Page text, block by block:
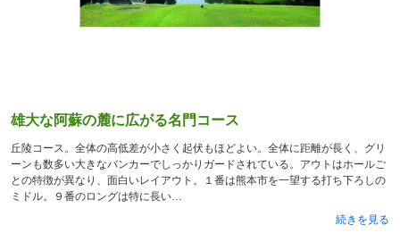
雄大な阿蘇の麓に広がる名門コース
丘陵コース。全体の高低差が小さく起伏もほどよい。全体に距離が長く、グリ
ーンも数多い大きなバンカーでしっかりガードされている。アウトはホールご
との特徴が異なり、面白いレイアウト。１番は熊本市を一望する打ち下ろしの
ミドル。９番のロングは特に長い
続きを見る